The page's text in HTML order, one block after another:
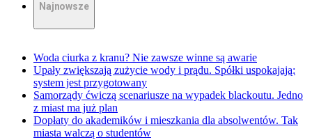
Najnowsze
Woda ciurka z kranu? Nie zawsze winne są awarie
Upały zwiększają zużycie wody i prądu. Spółki uspokajają:
system jest przygotowany
Samorządy ćwiczą scenariusze na wypadek blackoutu. Jedno
z miast ma już plan
Dopłaty do akademików i mieszkania dla absolwentów. Tak
miasta walczą o studentów